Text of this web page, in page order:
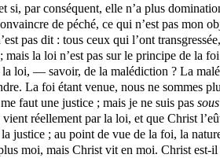
par conséquent, elle n’a plus
de péché, ce qui n’est pas mon
pas dit : tous ceux qui l’ont
la loi n’est pas sur le principe de la
loi, — savoir, de la malédiction ? La
La foi étant venue, nous ne sommes
faut une justice ; mais je ne suis pas
réellement par la loi, et que Christ
justice ; au point de vue de la foi, la
moi, mais Christ vit en moi. Christ est-il